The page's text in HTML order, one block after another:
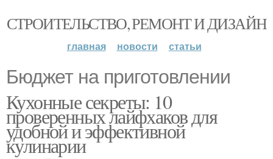
СТРОИТЕЛЬСТВО, РЕМОНТ И ДИЗАЙН
главная новости статьи
Бюджет на приготовлении
Кухонные секреты: 10
проверенных лайфхаков для
удобной и эффективной
кулинарии